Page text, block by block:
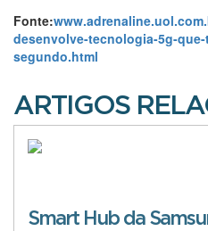
Fonte:
desenvolve-tecnologia-5g-
segundo.html
ARTIGOS
Smart Hub da